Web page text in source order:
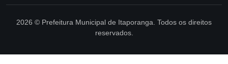
2026 © Prefeitura Municipal de Itaporanga. Todos os direitos
reservados.